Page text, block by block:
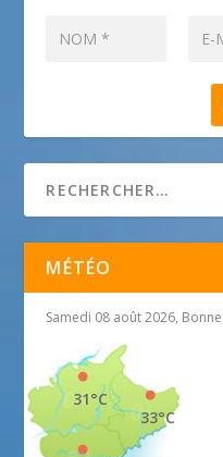
MÉTÉO
Samedi 08 août 2026,
33°C
31°C